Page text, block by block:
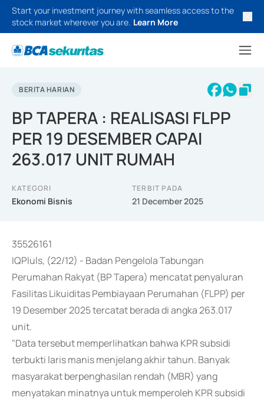
Start your investment journey with seamless access to the
stock market wherever you are. Learn More
BERITA HARIAN
BP TAPERA : REALISASI FLPP
PER 19 DESEMBER CAPAI
263.017 UNIT RUMAH
KATEGORI
Ekonomi Bisnis
TERBIT PADA
21 December 2025
35526161
IQPluls, (22/12) - Badan Pengelola Tabungan
Perumahan Rakyat (BP Tapera) mencatat penyaluran
Fasilitas Likuiditas Pembiayaan Perumahan (FLPP) per
19 Desember 2025 tercatat berada di angka 263.017
unit.
"Data tersebut memperlihatkan bahwa KPR subsidi
terbukti laris manis menjelang akhir tahun. Banyak
masyarakat berpenghasilan rendah (MBR) yang
menyatakan minatnya untuk memperoleh KPR subsidi